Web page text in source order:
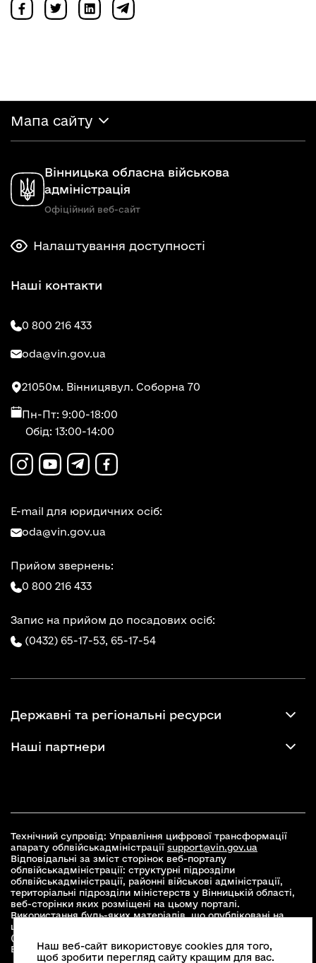
Мапа сайту
Вінницька обласна військова
адміністрація
Офіційний веб-сайт
Налаштування доступності
Наші контакти
0 800 216 433
oda@vin.gov.ua
21050м. Вінницявул. Соборна 70
Пн-Пт: 9:00-18:00
Обід: 13:00-14:00
E-mail для юридичних осіб:
oda@vin.gov.ua
Прийом звернень:
0 800 216 433
Запис на прийом до посадових осіб:
(0432) 65-17-53, 65-17-54
Державні та регіональні ресурси
Наші партнери
Технічний супровід: Управління цифрової трансформації
апарату облвійськадміністрації support@vin.gov.ua
Відповідальні за зміст сторінок веб-порталу
облвійськадміністрації: структурні підрозділи
облвійськадміністрації, районні військові адміністрації,
територіальні підрозділи міністерств у Вінницькій області,
веб-сторінки яких розміщені на цьому порталі.
Використання будь-яких матеріалів, що опубліковані на
цьому сайті, дозволяється при умові зазначення посилання
(для інтернет-видань - гіперпосилання) на офіційний сайт
Вінницької облвійськадміністраціїwww.vin.gov.ua .
Наш веб-сайт використовує cookies для того,
щоб зробити перегляд сайту кращим для вас.